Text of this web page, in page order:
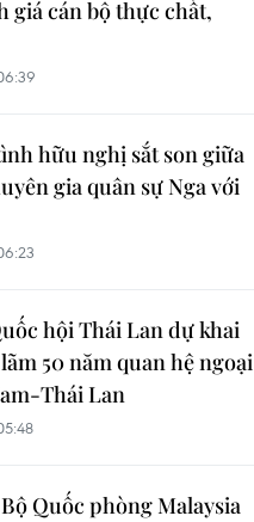
giá cán bộ thực chất,
hữu nghị sắt son giữa
gia quân sự Nga với
hội Thái Lan dự khai
50 năm quan hệ ngoại
Thái Lan
Quốc phòng Malaysia